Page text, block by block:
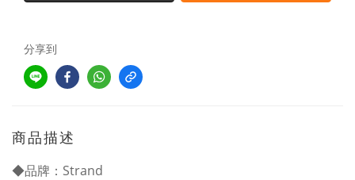
分享到
商品描述
◆品牌：Strand